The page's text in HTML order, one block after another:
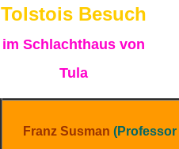
Tolstois Besuch
im Schlachthaus von
Tula
Franz Susman